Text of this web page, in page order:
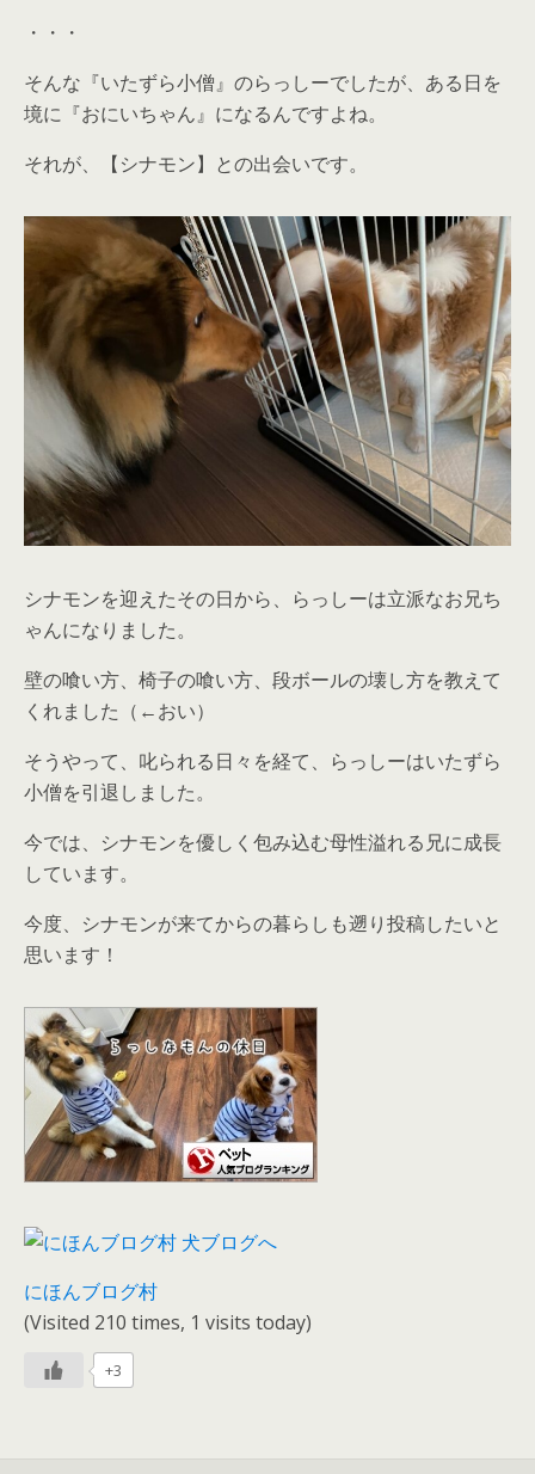
・・・
そんな『いたずら小僧』のらっしーでしたが、ある日を
境に『おにいちゃん』になるんですよね。
それが、【シナモン】との出会いです。
シナモンを迎えたその日から、らっしーは立派なお兄ち
ゃんになりました。
壁の喰い方、椅子の喰い方、段ボールの壊し方を教えて
くれました（←おい）
そうやって、叱られる日々を経て、らっしーはいたずら
小僧を引退しました。
今では、シナモンを優しく包み込む母性溢れる兄に成長
しています。
今度、シナモンが来てからの暮らしも遡り投稿したいと
思います！
にほんブログ村
(Visited 210 times, 1 visits today)
+3